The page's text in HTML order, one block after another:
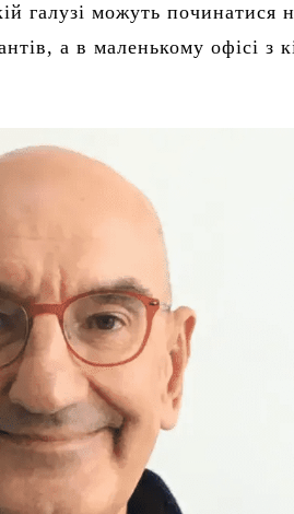
галузі можуть починатися
а в маленькому офісі з